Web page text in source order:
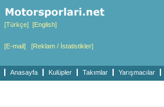
[Türkçe] [English]
[E-mail] [Reklam / İstatistikler]
Anasayfa Kulüpler Takımlar Yarışmacılar